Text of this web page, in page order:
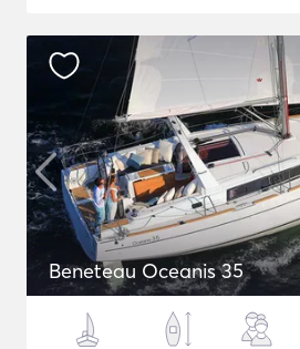
Beneteau Oceanis 35